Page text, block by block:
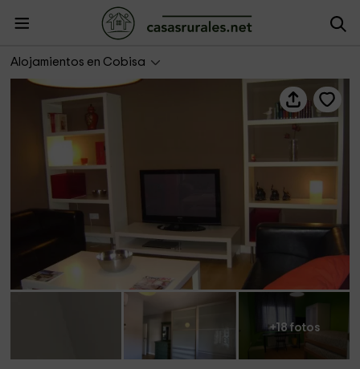
Alojamientos en Cobisa
Casa Rosa de los Vientos
+18 fotos